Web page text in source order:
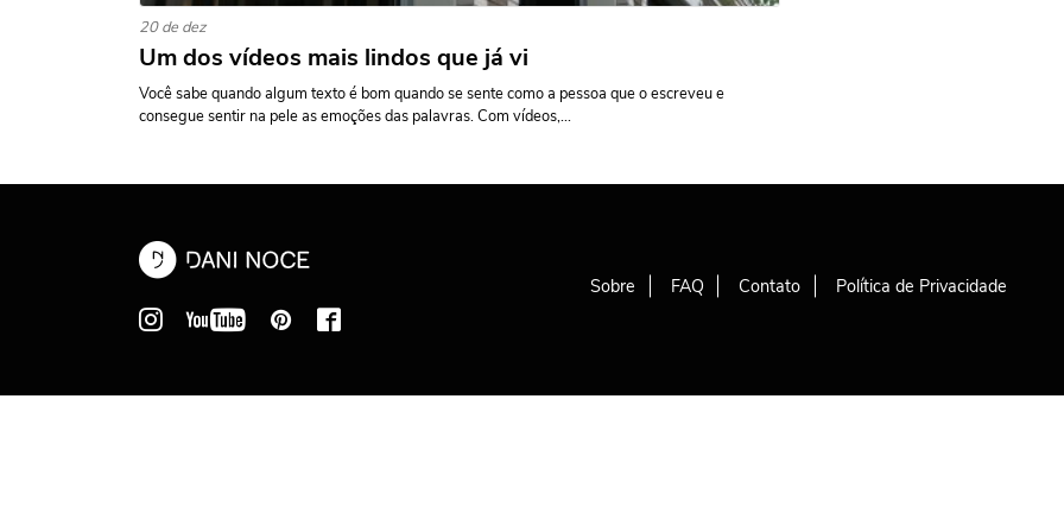
20 de dez
Um dos vídeos mais lindos que já vi
Você sabe quando algum texto é bom quando se sente como a pessoa que o escreveu e
consegue sentir na pele as emoções das palavras. Com vídeos,...
Sobre FAQ Contato Política de Privacidade